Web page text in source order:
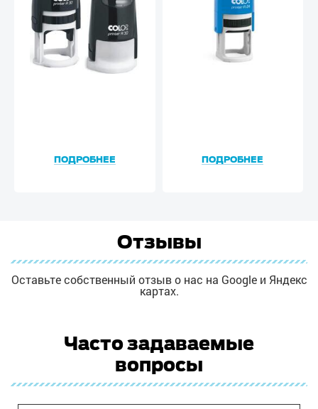
ПОДРОБНЕЕ ПОДРОБНЕЕ
Отзывы
Оставьте собственный отзыв о нас на Google и Яндекс
картах.
Часто задаваемые
вопросы